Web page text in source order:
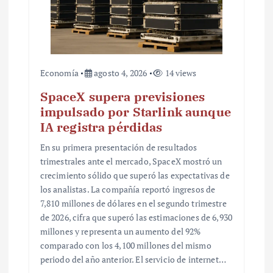
Economía agosto 4, 2026 14 views
SpaceX supera previsiones
impulsado por Starlink aunque
IA registra pérdidas
En su primera presentación de resultados
trimestrales ante el mercado, SpaceX mostró un
crecimiento sólido que superó las expectativas de
los analistas. La compañía reportó ingresos de
7,810 millones de dólares en el segundo trimestre
de 2026, cifra que superó las estimaciones de 6,930
millones y representa un aumento del 92%
comparado con los 4,100 millones del mismo
periodo del año anterior. El servicio de internet…